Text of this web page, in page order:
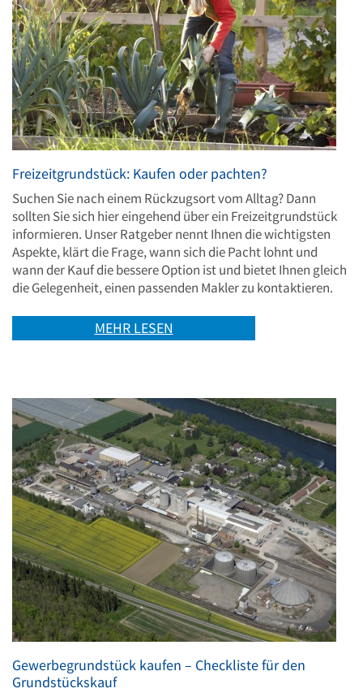
Freizeitgrundstück: Kaufen oder pachten?
Suchen Sie nach einem Rückzugsort vom Alltag? Dann
sollten Sie sich hier eingehend über ein Freizeitgrundstück
informieren. Unser Ratgeber nennt Ihnen die wichtigsten
Aspekte, klärt die Frage, wann sich die Pacht lohnt und
wann der Kauf die bessere Option ist und bietet Ihnen gleich
die Gelegenheit, einen passenden Makler zu kontaktieren.
MEHR LESEN
Gewerbegrundstück kaufen – Checkliste für den
Grundstückskauf